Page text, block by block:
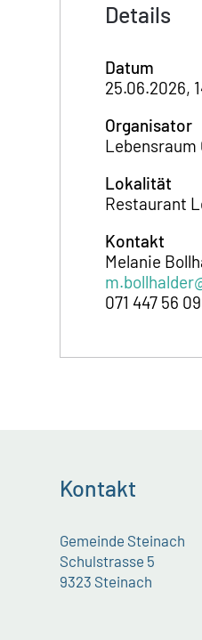
Details
Datum
25.06.2026,
Organisator
Lebensraum
Lokalität
Restaurant
Kontakt
Melanie
071 447 56 09
Kontakt
Gemeinde Steinach
Schulstrasse 5
9323 Steinach